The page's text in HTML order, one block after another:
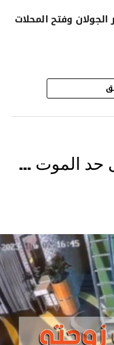
وفتح المحلات
حد الموت …